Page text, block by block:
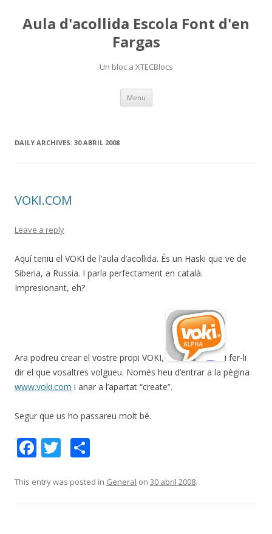
Aula d'acollida Escola Font d'en
Fargas
Un bloc a XTECBlocs
Menu Skip
content
DAILY ARCHIVES: 30 ABRIL 2008
VOKI.COM
Leave a reply
Aquí teniu el VOKI de l’aula d’acollida. És un Haski que ve de
Siberia, a Russia. I parla perfectament en català.
Impresionant, eh?
Ara podreu crear el vostre propi VOKI,
i fer-li
dir el que vosaltres volgueu. Només heu d’entrar a la pègina
www.voki.com i anar a l’apartat “create”.
Segur que us ho passareu molt bé.
F
e
T
itt m
This entry was posted in General on 30 abril 2008.